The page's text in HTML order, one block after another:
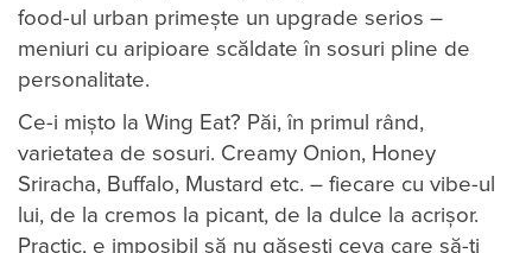
food-ul urban primește un upgrade serios –
meniuri cu aripioare scăldate în sosuri pline de
personalitate.
Ce-i mișto la Wing Eat? Păi, în primul rând,
varietatea de sosuri. Creamy Onion, Honey
Sriracha, Buffalo, Mustard etc. – fiecare cu vibe-ul
lui, de la cremos la picant, de la dulce la acrișor.
Practic, e imposibil să nu găsești ceva care să-ți